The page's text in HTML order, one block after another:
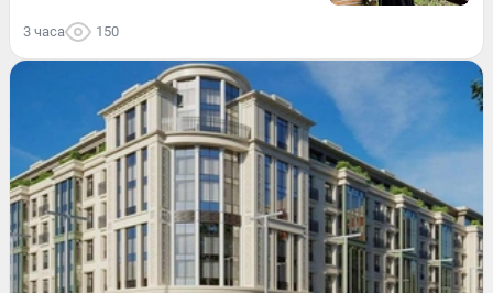
3 часа 150